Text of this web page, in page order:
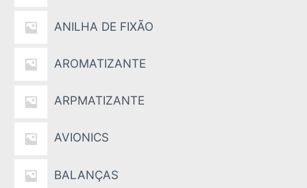
ANILHA DE FIXÃO
AROMATIZANTE
ARPMATIZANTE
AVIONICS
BALANÇAS